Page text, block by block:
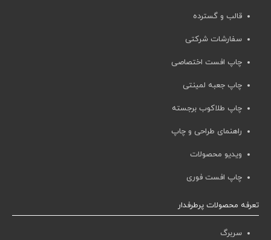
قالب و گسترده
سفارشات شرکتی
چاپ افست اختصاصی
چاپ جعبه لمینتی
چاپ طلاکوب برجسته
راهنمای طراحی و چاپ
ویدیو محصولات
چاپ افست فوری
تعرفه محصولات پرطرفدار
سربرگ